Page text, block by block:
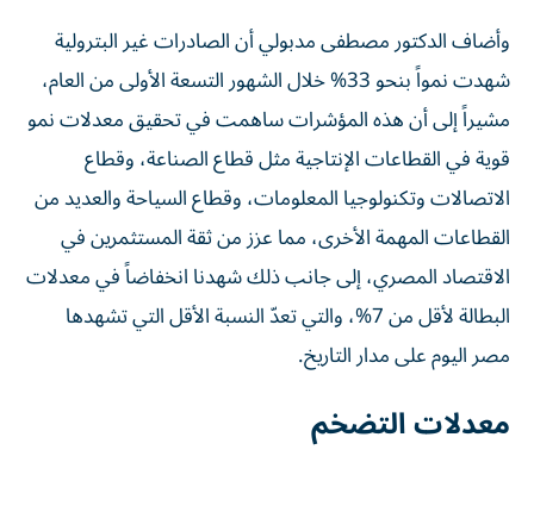
وأضاف الدكتور مصطفى مدبولي أن الصادرات غير البترولية
شهدت نمواً بنحو 33% خلال الشهور التسعة الأولى من العام،
مشيراً إلى أن هذه المؤشرات ساهمت في تحقيق معدلات نمو
قوية في القطاعات الإنتاجية مثل قطاع الصناعة، وقطاع
الاتصالات وتكنولوجيا المعلومات، وقطاع السياحة والعديد من
القطاعات المهمة الأخرى، مما عزز من ثقة المستثمرين في
الاقتصاد المصري، إلى جانب ذلك شهدنا انخفاضاً في معدلات
البطالة لأقل من 7%، والتي تعدّ النسبة الأقل التي تشهدها
مصر اليوم على مدار التاريخ.
معدلات التضخم